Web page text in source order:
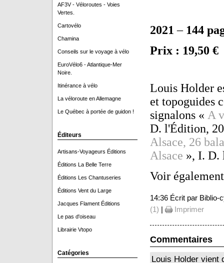
AF3V - Véloroutes - Voies
Vertes.
Cartovélo
Chamina
Conseils sur le voyage à vélo
EuroVélo6 - Atlantique-Mer
Noire.
Itinérance à vélo
La véloroute en Allemagne
Le Québec à portée de guidon !
Éditeurs
Artisans-Voyageurs Éditions
Éditions La Belle Terre
Éditions Les Chantuseries
Éditions Vent du Large
Jacques Flament Éditions
Le pas d'oiseau
Librairie Vtopo
Catégories
2021 – 144
Prix : 19,50 €
Louis Holder
et topoguides
signalons « A
D. l'Édition,
Alsace, 26
Alsace », I. D.
Voir
14:36 Écrit par Biblio-
(1) | Imprimer
Commentaires
Louis Holder vient